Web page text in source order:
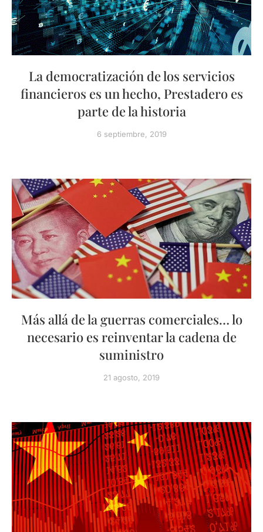
La democratización de los servicios
financieros es un hecho, Prestadero es
parte de la historia
6 septiembre, 2019
Más allá de la guerras comerciales… lo
necesario es reinventar la cadena de
suministro
21 agosto, 2019